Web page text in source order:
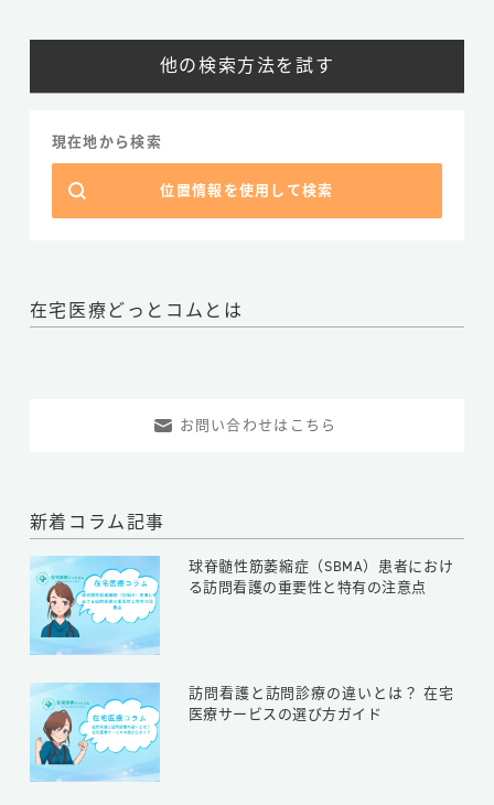
運営会社情報
サイト利用規約
プライバシーポリシー
お気に入りクリニック一覧
他の検索方法を試す
現在地から検索
位置情報を使用して検索
在宅医療どっとコムとは
お問い合わせはこちら
新着コラム記事
球脊髄性筋萎縮症（SBMA）患者におけ
る訪問看護の重要性と特有の注意点
訪問看護と訪問診療の違いとは？ 在宅
医療サービスの選び方ガイド